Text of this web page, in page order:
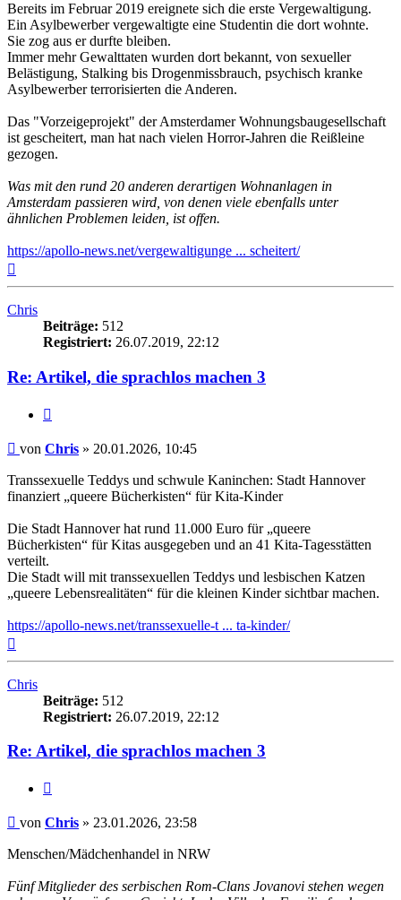
Bereits im Februar 2019 ereignete sich die erste Vergewaltigung.
Ein Asylbewerber vergewaltigte eine Studentin die dort wohnte.
Sie zog aus er durfte bleiben.
Immer mehr Gewalttaten wurden dort bekannt, von sexueller
Belästigung, Stalking bis Drogenmissbrauch, psychisch kranke
Asylbewerber terrorisierten die Anderen.
Das "Vorzeigeprojekt" der Amsterdamer Wohnungsbaugesellschaft
ist gescheitert, man hat nach vielen Horror-Jahren die Reißleine
gezogen.
Was mit den rund 20 anderen derartigen Wohnanlagen in
Amsterdam passieren wird, von denen viele ebenfalls unter
ähnlichen Problemen leiden, ist offen.
https://apollo-news.net/vergewaltigunge ... scheitert/
Chris
Beiträge: 512
Registriert: 26.07.2019, 22:12
Re: Artikel, die sprachlos machen 3
Beitrag
von Chris » 20.01.2026, 10:45
Transsexuelle Teddys und schwule Kaninchen: Stadt Hannover
finanziert „queere Bücherkisten“ für Kita-Kinder
Die Stadt Hannover hat rund 11.000 Euro für „queere
Bücherkisten“ für Kitas ausgegeben und an 41 Kita-Tagesstätten
verteilt.
Die Stadt will mit transsexuellen Teddys und lesbischen Katzen
„queere Lebensrealitäten“ für die kleinen Kinder sichtbar machen.
https://apollo-news.net/transsexuelle-t ... ta-kinder/
Chris
Beiträge: 512
Registriert: 26.07.2019, 22:12
Re: Artikel, die sprachlos machen 3
Beitrag
von Chris » 23.01.2026, 23:58
Menschen/Mädchenhandel in NRW
Fünf Mitglieder des serbischen Rom-Clans Jovanovi stehen wegen